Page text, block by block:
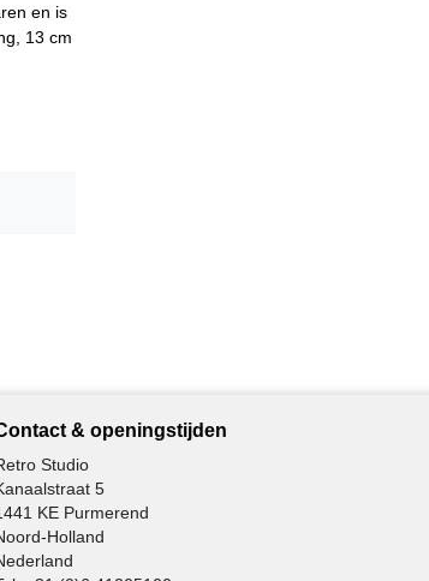
en is
13 cm
& openingstijden
Studio
5
KE Purmerend
Holland